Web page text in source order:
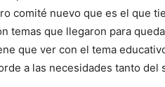
comité nuevo que es el que
temas que llegaron para
que ver con el tema
a las necesidades tanto